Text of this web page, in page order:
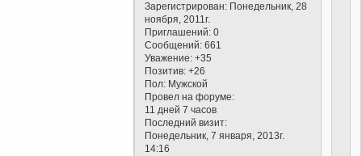
Зарегистрирован: Понедельник, 28
ноября, 2011г.
Приглашений: 0
Сообщений: 661
Уважение: +35
Позитив: +26
Пол: Мужской
Провел на форуме:
11 дней 7 часов
Последний визит:
Понедельник, 7 января, 2013г.
14:16